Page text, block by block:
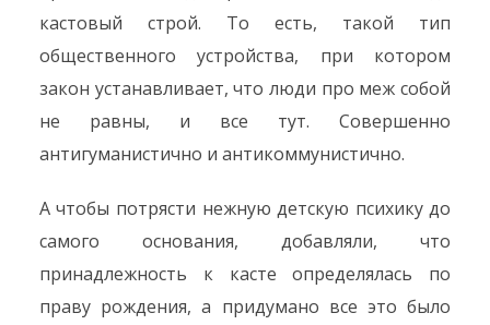
кастовый строй. То есть, такой тип
общественного устройства, при котором
закон устанавливает, что люди про меж собой
не равны, и все тут. Совершенно
антигуманистично и антикоммунистично.
А чтобы потрясти нежную детскую психику до
самого основания, добавляли, что
принадлежность к касте определялась по
праву рождения, а придумано все это было